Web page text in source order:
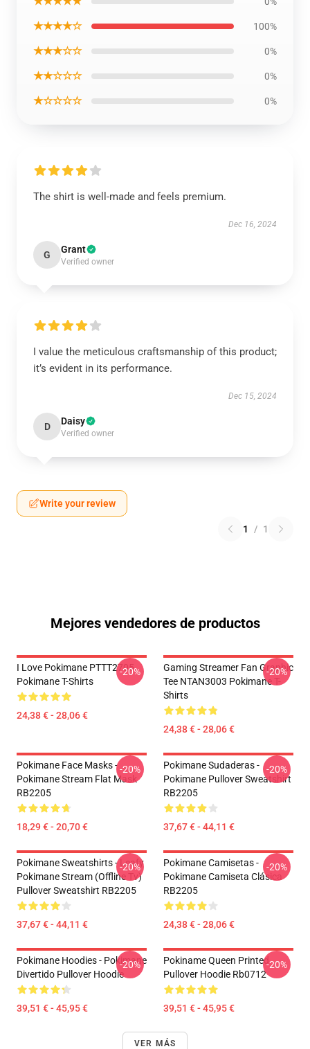
★★★★☆ 100%
★★★☆☆ 0%
★★☆☆☆ 0%
★☆☆☆☆ 0%
The shirt is well-made and feels premium.
Dec 16, 2024
G Grant
Verified owner
I value the meticulous craftsmanship of this product;
it’s evident in its performance.
Dec 15, 2024
D Daisy
Verified owner
Write your review
1 / 1
Mejores vendedores de productos
I Love Pokimane PTTT2705
Pokimane T-Shirts
24,38 € - 28,06 €
-20%
Gaming Streamer Fan Graphic
Tee NTAN3003 Pokimane T-
Shirts
24,38 € - 28,06 €
-20%
Pokimane Face Masks -
Pokimane Stream Flat Mask
RB2205
18,29 € - 20,70 €
-20%
Pokimane Sudaderas -
Pokimane Pullover Sweatshirt
RB2205
37,67 € - 44,11 €
-20%
Pokimane Sweatshirts - Leafy
Pokimane Stream (Offline Tv)
Pullover Sweatshirt RB2205
37,67 € - 44,11 €
-20%
Pokimane Camisetas -
Pokimane Camiseta Clásica
RB2205
24,38 € - 28,06 €
-20%
Pokimane Hoodies - Pokimane
Divertido Pullover Hoodie
39,51 € - 45,95 €
-20%
Pokiname Queen Printed
Pullover Hoodie Rb0712
39,51 € - 45,95 €
-20%
VER MÁS